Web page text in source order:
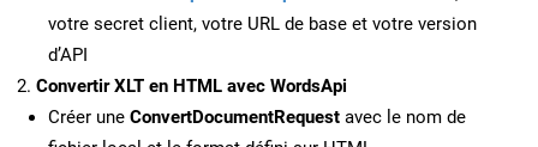
votre secret client, votre URL de base et votre version
d’API
Convertir XLT en HTML avec WordsApi
Créer une ConvertDocumentRequest avec le nom de